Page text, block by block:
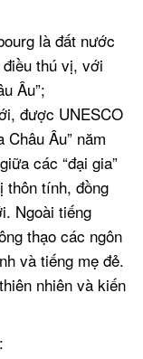
là đất nước
thú vị, với
Âu”;
được UNESCO
Châu Âu” năm
các “đại gia”
thôn tính, đồng
Ngoài tiếng
thạo các ngôn
và tiếng mẹ đẻ.
nhiên và kiến